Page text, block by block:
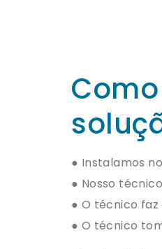
● Instalamos
● Nosso
● O técnico
● O técnico